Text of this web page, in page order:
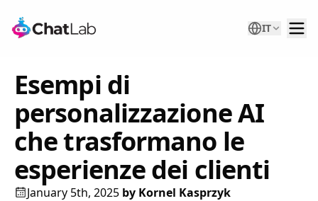
IT
Esempi di
personalizzazione AI
che trasformano le
esperienze dei clienti
January 5th, 2025 by Kornel Kasprzyk